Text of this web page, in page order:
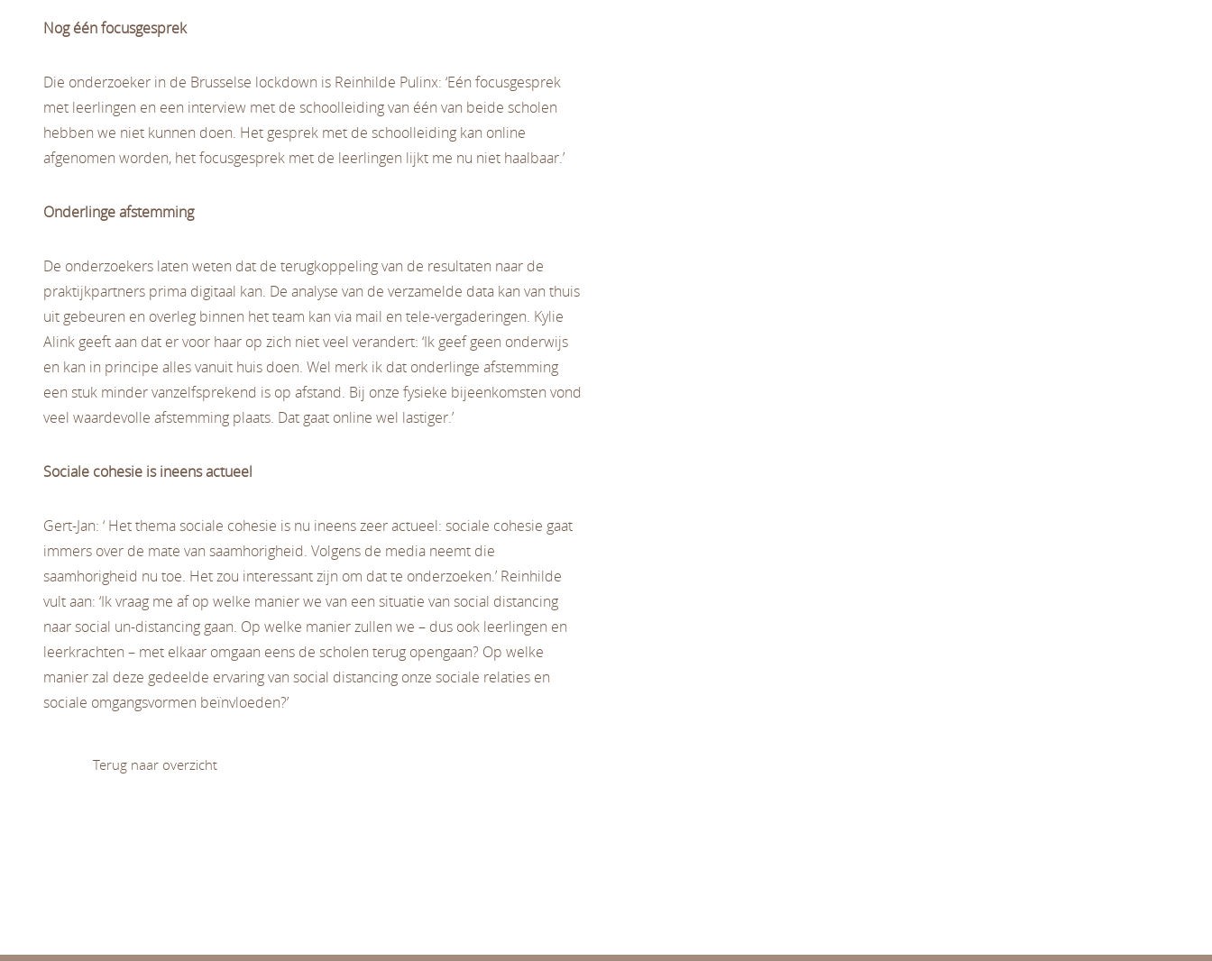
Nog één focusgesprek
Die onderzoeker in de Brusselse lockdown is Reinhilde Pulinx: ‘Eén focusgesprek
met leerlingen en een interview met de schoolleiding van één van beide scholen
hebben we niet kunnen doen. Het gesprek met de schoolleiding kan online
afgenomen worden, het focusgesprek met de leerlingen lijkt me nu niet haalbaar.’
Onderlinge afstemming
De onderzoekers laten weten dat de terugkoppeling van de resultaten naar de
praktijkpartners prima digitaal kan. De analyse van de verzamelde data kan van thuis
uit gebeuren en overleg binnen het team kan via mail en tele-vergaderingen. Kylie
Alink geeft aan dat er voor haar op zich niet veel verandert: ‘Ik geef geen onderwijs
en kan in principe alles vanuit huis doen. Wel merk ik dat onderlinge afstemming
een stuk minder vanzelfsprekend is op afstand. Bij onze fysieke bijeenkomsten vond
veel waardevolle afstemming plaats. Dat gaat online wel lastiger.’
Sociale cohesie is ineens actueel
Gert-Jan: ‘ Het thema sociale cohesie is nu ineens zeer actueel: sociale cohesie gaat
immers over de mate van saamhorigheid. Volgens de media neemt die
saamhorigheid nu toe. Het zou interessant zijn om dat te onderzoeken.’ Reinhilde
vult aan: ‘Ik vraag me af op welke manier we van een situatie van social distancing
naar social un-distancing gaan. Op welke manier zullen we – dus ook leerlingen en
leerkrachten – met elkaar omgaan eens de scholen terug opengaan? Op welke
manier zal deze gedeelde ervaring van social distancing onze sociale relaties en
sociale omgangsvormen beïnvloeden?’
Terug naar overzicht